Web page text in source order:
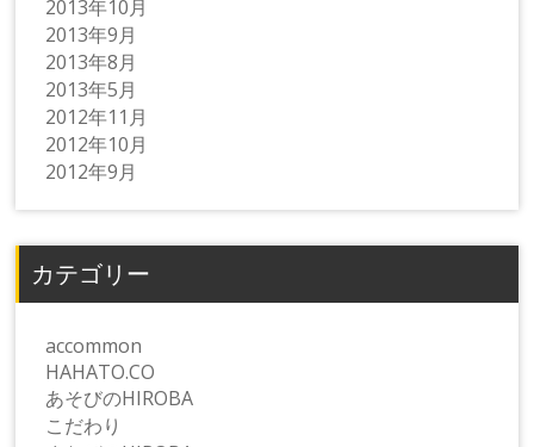
2013年10月
2013年9月
2013年8月
2013年5月
2012年11月
2012年10月
2012年9月
カテゴリー
accommon
HAHATO.CO
あそびのHIROBA
こだわり